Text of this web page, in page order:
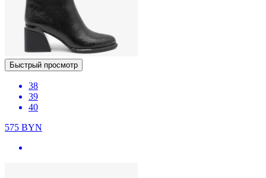
Быстрый просмотр
38
39
40
575 BYN